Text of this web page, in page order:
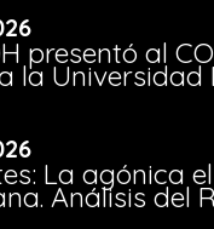
presentó al
la Universidad
La agónica
Análisis del